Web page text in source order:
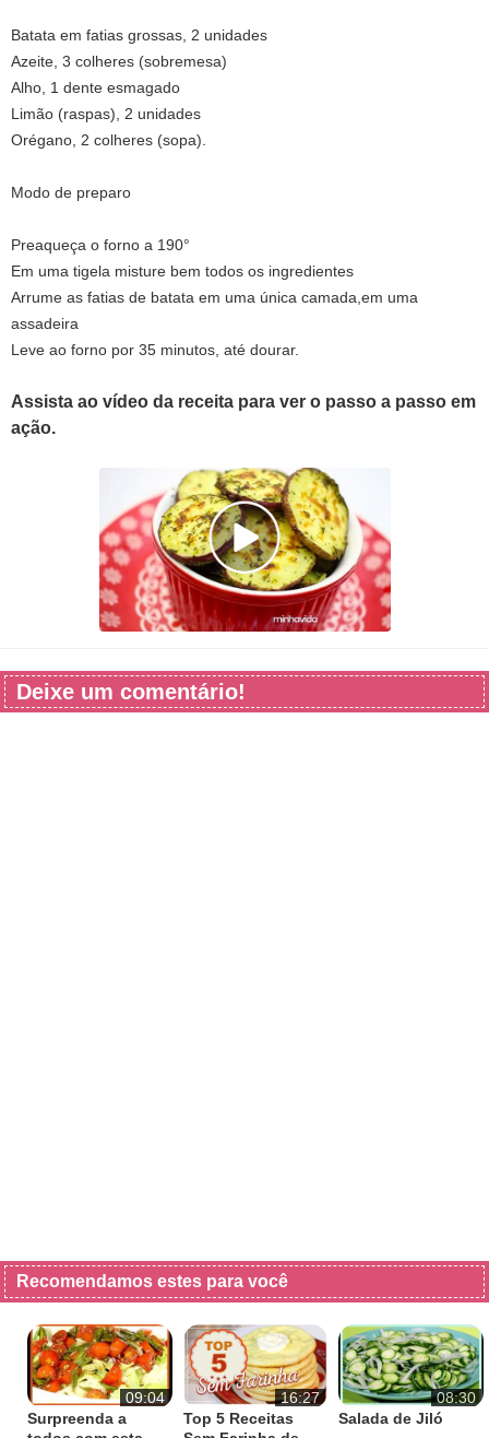
Batata em fatias grossas, 2 unidades
Azeite, 3 colheres (sobremesa)
Alho, 1 dente esmagado
Limão (raspas), 2 unidades
Orégano, 2 colheres (sopa).
Modo de preparo
Preaqueça o forno a 190°
Em uma tigela misture bem todos os ingredientes
Arrume as fatias de batata em uma única camada,em uma
assadeira
Leve ao forno por 35 minutos, até dourar.
Assista ao vídeo da receita para ver o passo a passo em
ação.
Deixe um comentário!
Recomendamos estes para você
09:04
Surpreenda a
16:27
Top 5 Receitas
08:30
Salada de Jiló